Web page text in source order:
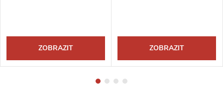
ZOBRAZIT ZOBRAZIT